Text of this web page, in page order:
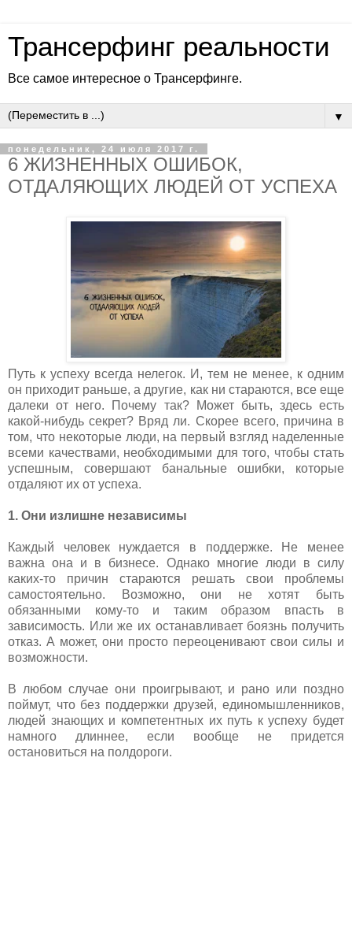
Трансерфинг реальности
Все самое интересное о Трансерфинге.
▼
понедельник, 24 июля 2017 г.
6 ЖИЗНЕННЫХ ОШИБОК,
ОТДАЛЯЮЩИХ ЛЮДЕЙ ОТ УСПЕХА
Путь к успеху всегда нелегок. И, тем не менее, к одним
он приходит раньше, а другие, как ни стараются, все еще
далеки от него. Почему так? Может быть, здесь есть
какой-нибудь секрет? Вряд ли. Скорее всего, причина в
том, что некоторые люди, на первый взгляд наделенные
всеми качествами, необходимыми для того, чтобы стать
успешным, совершают банальные ошибки, которые
отдаляют их от успеха.
1. Они излишне независимы
Каждый человек нуждается в поддержке. Не менее
важна она и в бизнесе. Однако многие люди в силу
каких-то причин стараются решать свои проблемы
самостоятельно. Возможно, они не хотят быть
обязанными кому-то и таким образом впасть в
зависимость. Или же их останавливает боязнь получить
отказ. А может, они просто переоценивают свои силы и
возможности.
В любом случае они проигрывают, и рано или поздно
поймут, что без поддержки друзей, единомышленников,
людей знающих и компетентных их путь к успеху будет
намного длиннее, если вообще не придется
остановиться на полдороги.